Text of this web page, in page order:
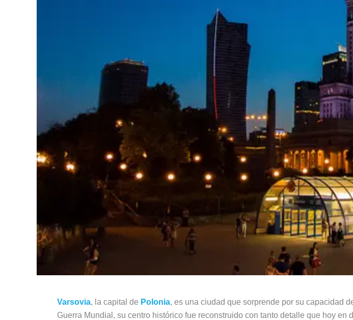
Varsovia, la capital de Polonia, es una ciudad que sorprende por su capacidad
Guerra Mundial, su centro histórico fue reconstruido con tanto detalle que hoy